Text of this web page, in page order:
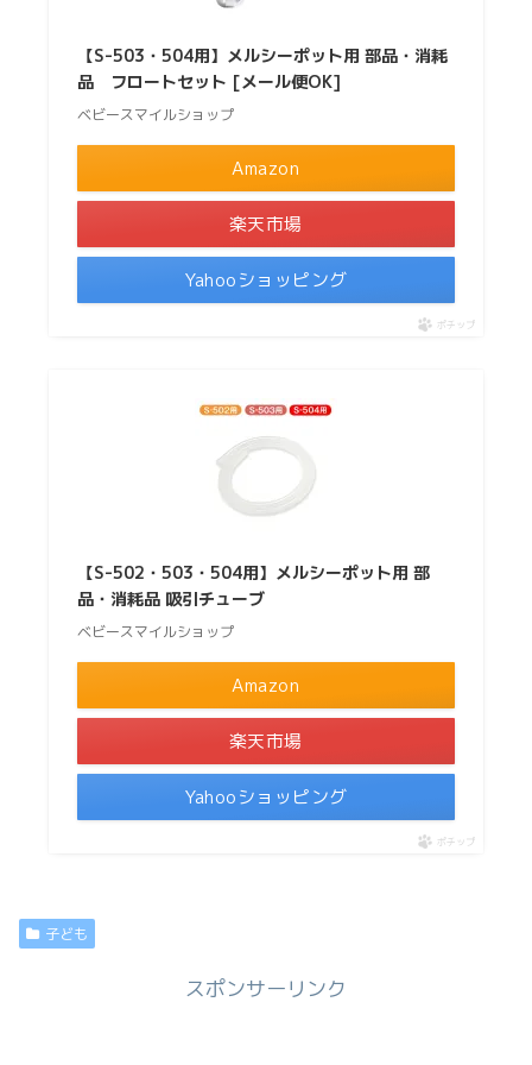
【S-503・504用】メルシーポット用 部品・消耗
品 フロートセット [メール便OK]
ベビースマイルショップ
Amazon
楽天市場
Yahooショッピング
ポチップ
【S-502・503・504用】メルシーポット用 部
品・消耗品 吸引チューブ
ベビースマイルショップ
Amazon
楽天市場
Yahooショッピング
ポチップ
子ども
スポンサーリンク